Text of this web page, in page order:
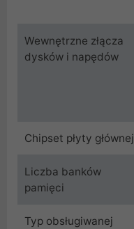
Wewnętrzne złącza
dysków i napędów
Chipset płyty głównej
Liczba banków
pamięci
Typ obsługiwanej